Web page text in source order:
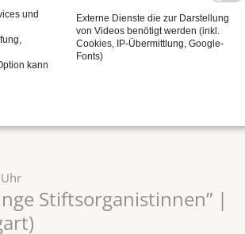
punkt Zwölf“
Stiftsorganistinnen” |
und
kann
Externe Dienste die zur Darstellung
von Videos benötigt werden (inkl.
Cookies, IP-Übermittlung, Google-
Fonts)